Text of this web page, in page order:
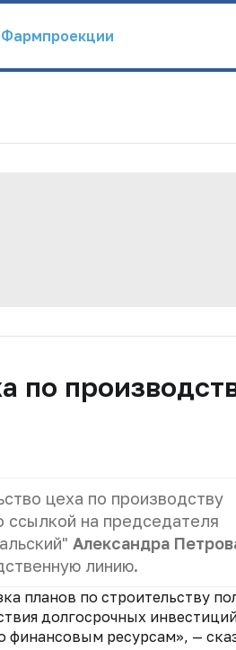
Фармпроекции
по
цеха по производству
на председателя
Александра
линию.
планов по строительству
долгосрочных
финансовым ресурсам», —